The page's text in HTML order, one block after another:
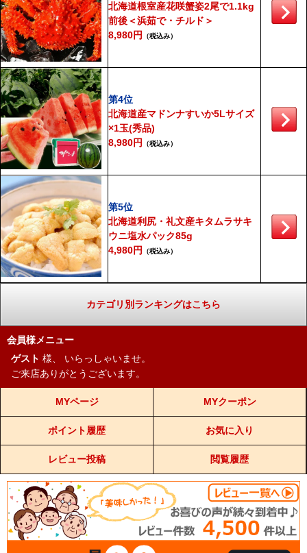
北海道根室産花咲蟹姿2尾で1.1kg
前後＜浜茹で・チルド＞
8,980円
（税込み）
第4位
北海道産マドンナすいか5Lサイズ
×1玉(秀品)
8,980円
（税込み）
第5位
北海道利尻・礼文産キタムラサキ
ウニ塩水パック85g
4,980円
（税込み）
カテゴリ別ランキングはこちら
会員様メニュー
ゲスト 様、
いらっしゃいませ。
ご来店ありがとうございます。
MYページ MYクーポン
ポイント履歴 お気に入り
レビュー投稿 閲覧履歴